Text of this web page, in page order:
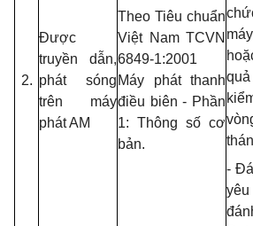
2.
Được
truyền dẫn,
phát sóng
trên máy
phát AM
Theo Tiêu chuẩn
Việt Nam TCVN
6849-1:2001
Máy phát thanh
điều biên - Phần
1: Thông số cơ
bản.
-